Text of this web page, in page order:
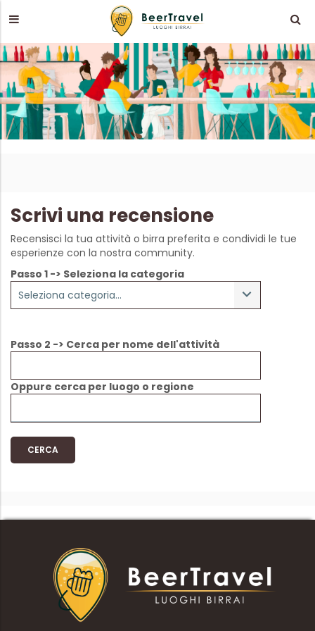
Scrivi una recensione
Recensisci la tua attività o birra preferita e condividi le tue
esperienze con la nostra community.
Passo 1 -> Seleziona la categoria
Seleziona categoria...
Passo 2 -> Cerca per nome dell'attività
Oppure cerca per luogo o regione
CERCA